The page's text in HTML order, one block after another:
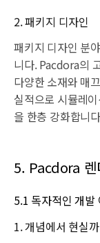
2. 패키지 디자인
패키지 디자인 분
니다. Pacdora의
다양한 소재와 매
실적으로 시뮬레
을 한층 강화합니
5. Pacdora 렌
5.1 독자적인 개발
1. 개념에서 현실